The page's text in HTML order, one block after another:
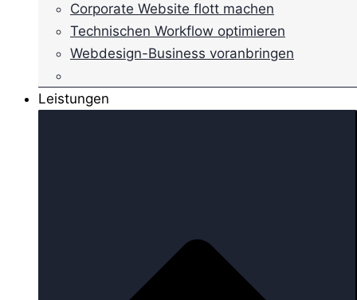
Corporate Website flott machen
Technischen Workflow optimieren
Webdesign-Business voranbringen
Leistungen